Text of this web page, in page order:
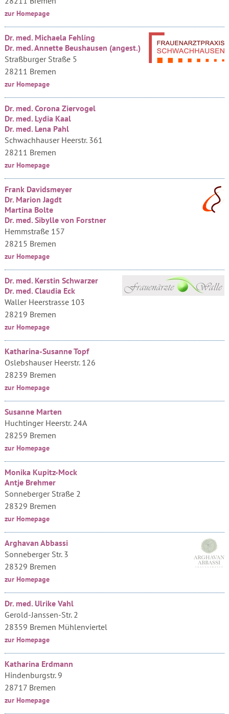
zur Homepage
Dr. med. Michaela Fehling
Dr. med. Annette Beushausen (angest.)
Straßburger Straße 5
28211 Bremen
zur Homepage
Dr. med. Corona Ziervogel
Dr. med. Lydia Kaal
Dr. med. Lena Pahl
Schwachhauser Heerstr. 361
28211 Bremen
zur Homepage
Frank Davidsmeyer
Dr. Marion Jagdt
Martina Bolte
Dr. med. Sibylle von Forstner
Hemmstraße 157
28215 Bremen
zur Homepage
Dr. med. Kerstin Schwarzer
Dr. med. Claudia Eck
Waller Heerstrasse 103
28219 Bremen
zur Homepage
Katharina-Susanne Topf
Oslebshauser Heerstr. 126
28239 Bremen
zur Homepage
Susanne Marten
Huchtinger Heerstr. 24A
28259 Bremen
zur Homepage
Monika Kupitz-Mock
Antje Brehmer
Sonneberger Straße 2
28329 Bremen
zur Homepage
Arghavan Abbassi
Sonneberger Str. 3
28329 Bremen
zur Homepage
Dr. med. Ulrike Vahl
Gerold-Janssen-Str. 2
28359 Bremen Mühlenviertel
zur Homepage
Katharina Erdmann
Hindenburgstr. 9
28717 Bremen
zur Homepage